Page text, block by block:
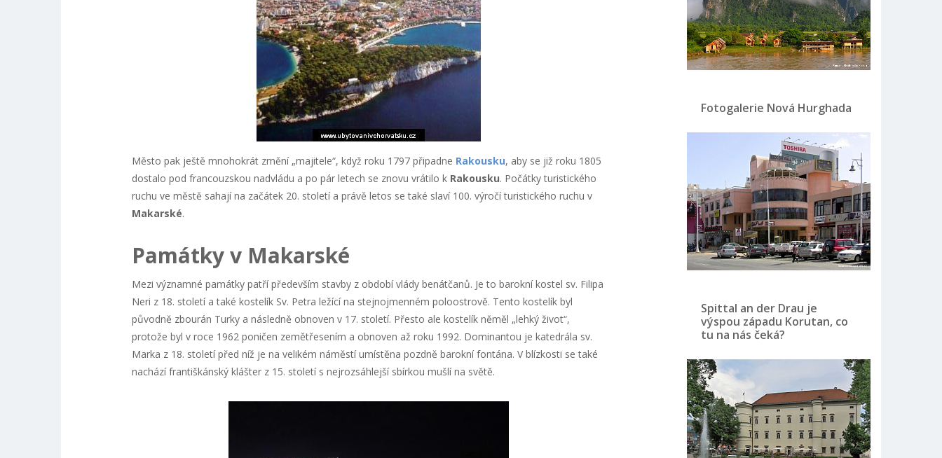
Město pak ještě mnohokrát změní „majitele“, když roku 1797 připadne Rakousku, aby se již roku 1805
dostalo pod francouzskou nadvládu a po pár letech se znovu vrátilo k Rakousku. Počátky turistického
ruchu ve městě sahají na začátek 20. století a právě letos se také slaví 100. výročí turistického ruchu v
Makarské.
Památky v Makarské
Mezi významné památky patří především stavby z období vlády benátčanů. Je to barokní kostel sv. Filipa
Neri z 18. století a také kostelík Sv. Petra ležící na stejnojmenném poloostrově. Tento kostelík byl
původně zbourán Turky a následně obnoven v 17. století. Přesto ale kostelík něměl „lehký život“,
protože byl v roce 1962 poničen zemětřesením a obnoven až roku 1992. Dominantou je katedrála sv.
Marka z 18. století před níž je na velikém náměstí umístěna pozdně barokní fontána. V blízkosti se také
nachází františkánský klášter z 15. století s nejrozsáhlejší sbírkou mušlí na světě.
Fotogalerie Nová Hurghada
Spittal an der Drau je
výspou západu Korutan, co
tu na nás čeká?